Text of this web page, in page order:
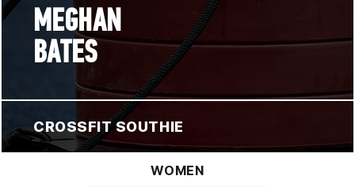
MEGHAN
BATES
CROSSFIT SOUTHIE
WOMEN